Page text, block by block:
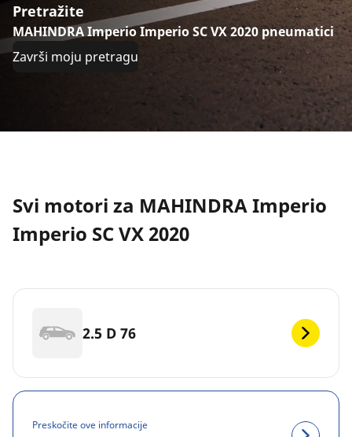
Pretražite
MAHINDRA Imperio Imperio SC VX 2020 pneumatici
Završi moju pretragu
Svi motori za MAHINDRA Imperio
Imperio SC VX 2020
2.5 D 76
Preskočite ove informacije